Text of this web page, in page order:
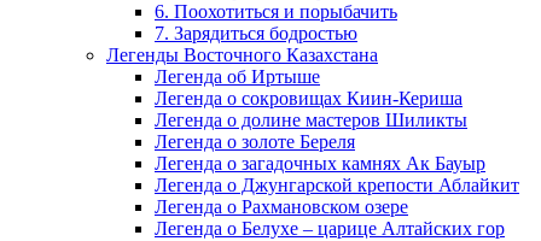
6. Поохотиться и порыбачить
7. Зарядиться бодростью
Легенды Восточного Казахстана
Легенда об Иртыше
Легенда о сокровищах Киин-Кериша
Легенда о долине мастеров Шиликты
Легенда о золоте Береля
Легенда о загадочных камнях Ак Бауыр
Легенда о Джунгарской крепости Аблайкит
Легенда о Рахмановском озере
Легенда о Белухе – царице Алтайских гор